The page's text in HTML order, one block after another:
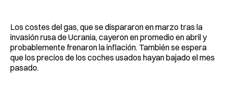
Los costes del gas, que se dispararon en marzo tras la
invasión rusa de Ucrania, cayeron en promedio en abril y
probablemente frenaron la inflación. También se espera
que los precios de los coches usados hayan bajado el mes
pasado.